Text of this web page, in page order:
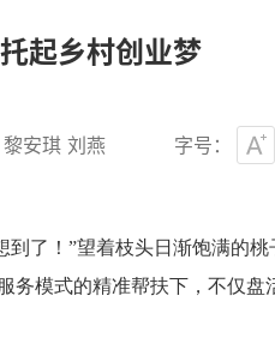
起乡村创业梦
安琪 刘燕 字号：
了！”望着枝头日渐饱满的
务模式的精准帮扶下，不仅